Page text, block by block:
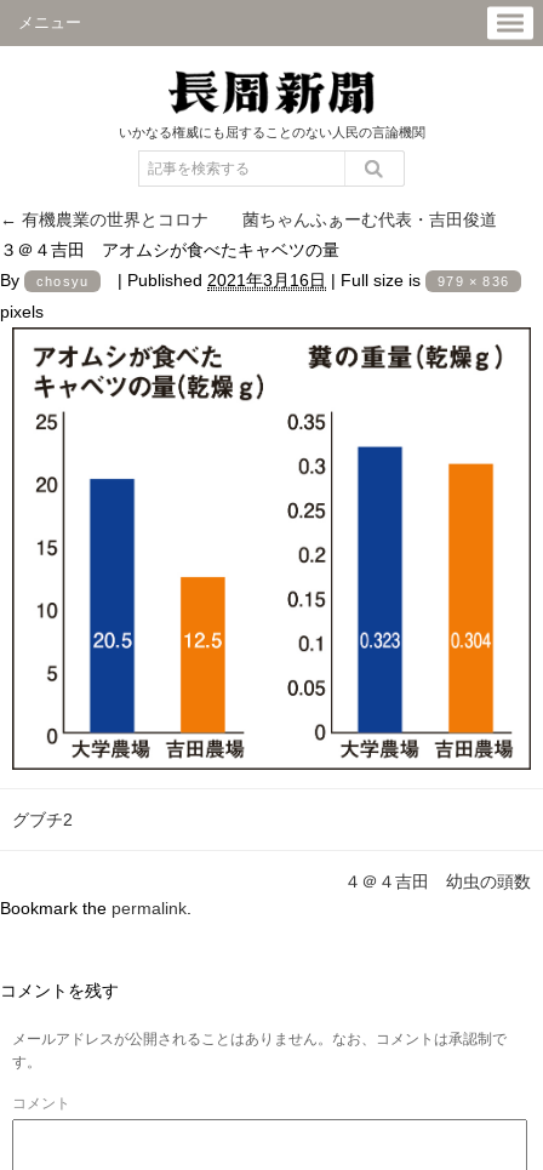
メニュー
いかなる権威にも屈することのない人民の言論機関
← 有機農業の世界とコロナ 菌ちゃんふぁーむ代表・吉田俊道
３＠４吉田 アオムシが食べたキャベツの量
By
chosyu | Published 2021年3月16日 | Full size is 979 × 836
pixels
グブチ2
４＠４吉田 幼虫の頭数
Bookmark the permalink.
コメントを残す
メールアドレスが公開されることはありません。なお、コメントは承認制で
す。
コメント